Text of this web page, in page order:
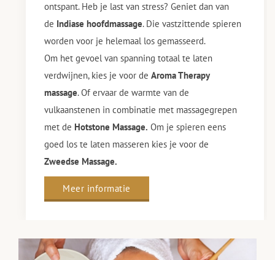
ontspant. Heb je last van stress? Geniet dan van
de Indiase hoofdmassage. Die vastzittende spieren
worden voor je helemaal los gemasseerd.
Om het gevoel van spanning totaal te laten
verdwijnen, kies je voor deAroma Therapy
massage. Of ervaar de warmte van de
vulkaanstenen in combinatie met massagegrepen
met de Hotstone Massage. Om je spieren eens
goed los te laten masseren kies je voor de
Zweedse Massage.
Meer informatie